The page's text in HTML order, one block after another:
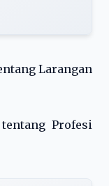
Larangan
tentang Profesi